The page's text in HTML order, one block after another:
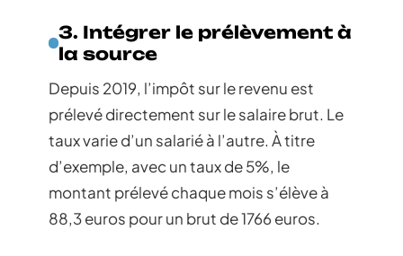
3. Intégrer le prélèvement à
la source
Depuis 2019, l’impôt sur le revenu est
prélevé directement sur le salaire brut. Le
taux varie d’un salarié à l’autre. À titre
d’exemple, avec un taux de 5%, le
montant prélevé chaque mois s’élève à
88,3 euros pour un brut de 1766 euros.